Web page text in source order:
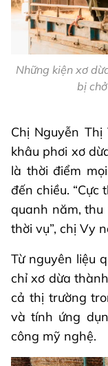
Những kiện xơ
bị
Chị Nguyễn
khâu phơi xơ
là thời điểm
đến chiều. “Cực
quanh năm, thu
thời vụ”, chị Vy
Từ nguyên liệu
chỉ xơ dừa
cả thị trường
và tính ứng
công mỹ nghệ.